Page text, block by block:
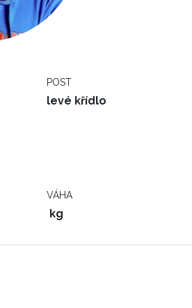
POST
levé křídlo
VÁHA
kg